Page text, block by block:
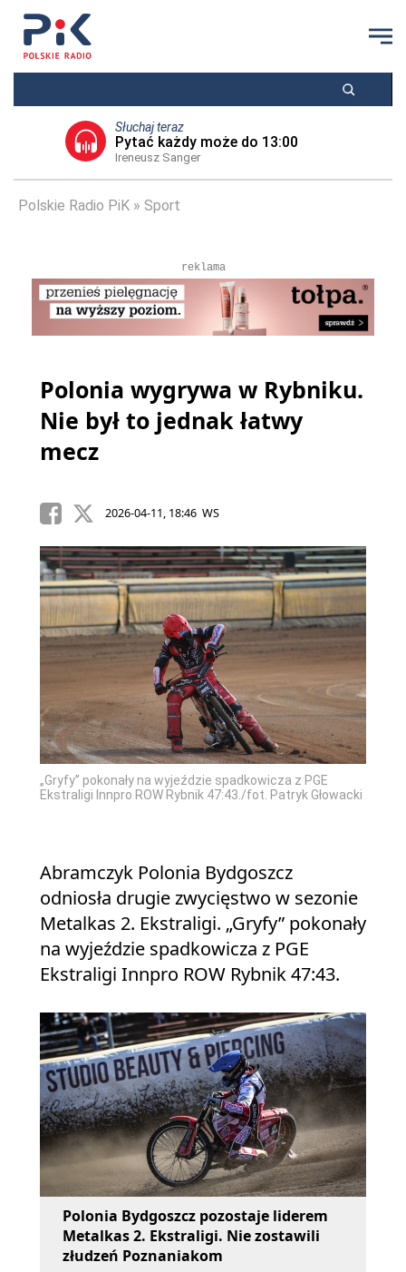
Słuchaj teraz
Pytać każdy może do 13:00
Ireneusz Sanger
Polskie Radio PiK Sport
reklama
Polonia wygrywa w Rybniku.
Nie był to jednak łatwy
mecz
2026-04-11, 18:46 WS
„Gryfy” pokonały na wyjeździe spadkowicza z PGE
Ekstraligi Innpro ROW Rybnik 47:43./fot. Patryk Głowacki
Abramczyk Polonia Bydgoszcz
odniosła drugie zwycięstwo w sezonie
Metalkas 2. Ekstraligi. „Gryfy” pokonały
na wyjeździe spadkowicza z PGE
Ekstraligi Innpro ROW Rybnik 47:43.
Polonia Bydgoszcz pozostaje liderem
Metalkas 2. Ekstraligi. Nie zostawili
złudzeń Poznaniakom